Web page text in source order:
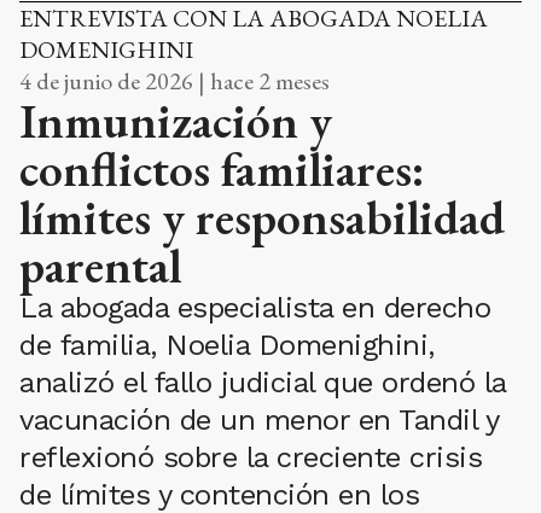
ENTREVISTA CON LA ABOGADA NOELIA
DOMENIGHINI
4 de junio de 2026 | hace 2 meses
Inmunización y
conflictos familiares:
límites y responsabilidad
parental
La abogada especialista en derecho
de familia, Noelia Domenighini,
analizó el fallo judicial que ordenó la
vacunación de un menor en Tandil y
reflexionó sobre la creciente crisis
de límites y contención en los